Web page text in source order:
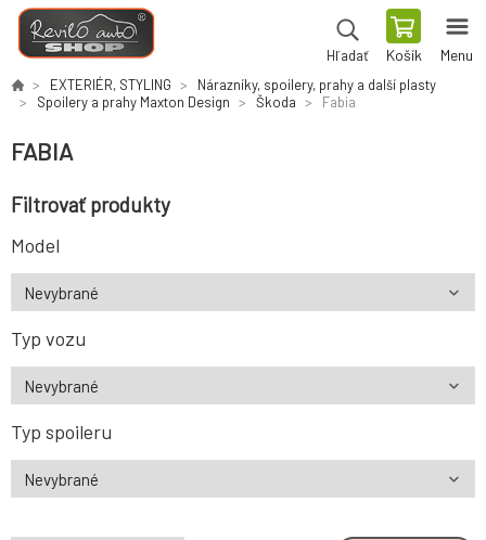
Hľadať Košík Menu
EXTERIÉR, STYLING
Nárazníky, spoilery, prahy a další plasty
Spoilery a prahy Maxton Design
Škoda Fabia
FABIA
Filtrovať produkty
Model
Typ vozu
Typ spoileru